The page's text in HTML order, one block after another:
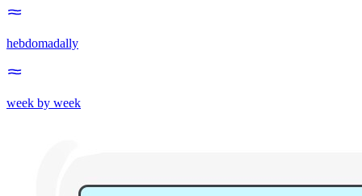
hebdomadally
week by week